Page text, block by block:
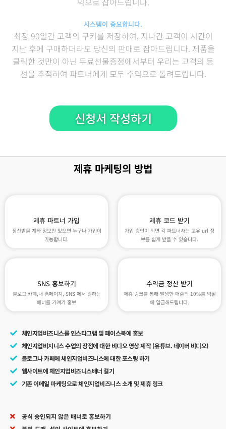
시스템이 중요합니다.
최장 90일간 고객의 쿠키를 저장하여, 지나간 고객이 시간이
지난 후에 구매하더라도 당신의 판매로 잡아드립니다. 제품을
클릭한 것만이 아닌 무료선물증정에서부터 우리는 고객의 동
선을 추적하여 파트너에게 모두 수익으로 돌려드립니다.
신청서 작성하기
제휴 마케팅의 방법
제휴 파트너 가입
정산받을 계좌 정보만 있으면 누구나 가입이
가능합니다.
제휴 코드 받기
가입 승인이 되면 각 파트너사는 고유 url 정
보를 쉽게 받을 수 있습니다.
SNS 홍보하기
블로그,카페,내 홈페이지, SNS 에서 원하는
배너를 가져가 홍보
수익금 정산 받기
제휴 링크를 통해 발생한 매출의 10%를 익월
에 입금해드립니다.
체인지업비즈니스를 인스타그램 및 페이스북에 홍보
체인지업비지니스 수업의 장점에 대한 비디오 영상 제작 (유튜브. 네이버 비디오)
블로그나 카페에 체인지업비즈니스에 대한 포스팅 하기
웹사이트에 체인지업비즈니스배너 걸기
기존 이메일 마케팅으로 체인지업비즈니스 소개 및 제휴 링크
공식 승인되지 않은 배너로 홍보하기